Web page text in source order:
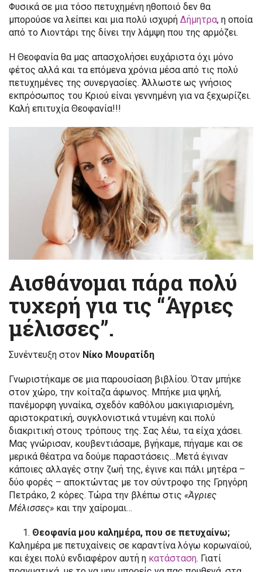
Φυσικά σε μια τόσο πετυχημένη ηθοποιό δεν θα
μπορούσε να λείπει και μια πολύ ισχυρή Δήμητρα, η οποία
από το Λιοντάρι της δίνει την λάμψη που της αρμόζει.
Η Θεοφανία θα μας απασχολήσει ευχάριστα όχι μόνο
φέτος αλλά και τα επόμενα χρόνια μέσα από τις πολύ
πετυχημένες της συνεργασίες. Άλλωστε ως γνήσιος
εκπρόσωπος του Κριού είναι γεννημένη για να ξεχωρίζει.
Καλή επιτυχία Θεοφανία!!!
Αισθάνομαι πάρα πολύ
τυχερή για τις “Άγριες
μέλισσες”.
Συνέντευξη στον Νίκο Μουρατίδη
Γνωριστήκαμε σε μια παρουσίαση βιβλίου. Όταν μπήκε
στον χώρο, την κοίταζα άφωνος. Μπήκε μια ψηλή,
πανέμορφη γυναίκα, σχεδόν καθόλου μακιγιαρισμένη,
αριστοκρατική, συγκλονιστικά ντυμένη και πολύ
διακριτική στους τρόπους της. Σας λέω, τα είχα χάσει.
Μας γνώρισαν, κουβεντιάσαμε, βγήκαμε, πήγαμε και σε
μερικά θέατρα να δούμε παραστάσεις…Μετά έγιναν
κάποιες αλλαγές στην ζωή της, έγινε και πάλι μητέρα –
δύο φορές – αποκτώντας με τον σύντροφο της Γρηγόρη
Πετράκο, 2 κόρες. Τώρα την βλέπω στις «Άγριες
Μέλισσες» και την χαίρομαι…
Θεοφανία μου καλημέρα, που σε πετυχαίνω;
Καλημέρα με πετυχαίνεις σε καραντίνα λόγω κορωναϊού,
και έχει πολύ ενδιαφέρον αυτή η κατάσταση. Γιατί